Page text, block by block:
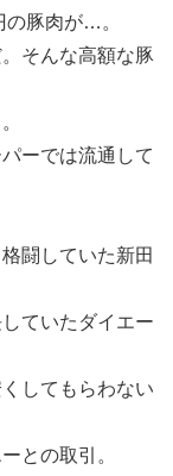
の豚肉が…。
そんな高額な豚
ーでは流通して
闘していた新田
ていたダイエー
してもらわない
との取引。